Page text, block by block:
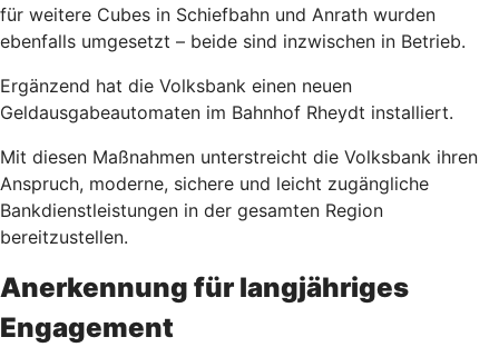
für weitere Cubes in Schiefbahn und Anrath wurden
ebenfalls umgesetzt – beide sind inzwischen in Betrieb.
Ergänzend hat die Volksbank einen neuen
Geldausgabeautomaten im Bahnhof Rheydt installiert.
Mit diesen Maßnahmen unterstreicht die Volksbank ihren
Anspruch, moderne, sichere und leicht zugängliche
Bankdienstleistungen in der gesamten Region
bereitzustellen.
Anerkennung für langjähriges
Engagement